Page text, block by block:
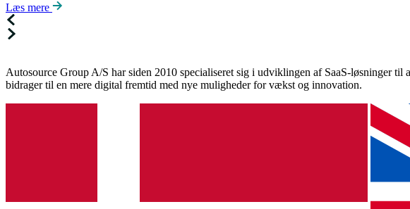
Læs mere
Autosource Group A/S har siden 2010 specialiseret sig i udviklingen af SaaS-løsninger
bidrager til en mere digital fremtid med nye muligheder for vækst og innovation.